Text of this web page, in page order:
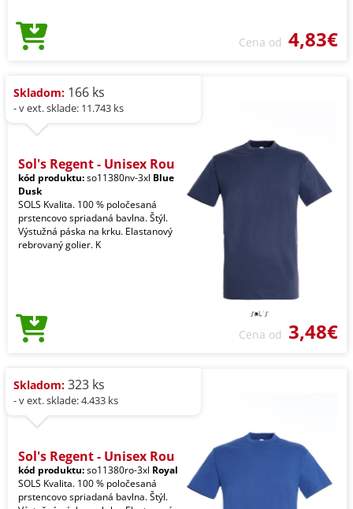
Cena od 4,83€
Skladom: 166 ks
- v ext. sklade: 11.743 ks
Sol's Regent - Unisex Rou
kód produktu:so11380nv-3xl Blue
Dusk
SOLS Kvalita. 100 % poločesaná
prstencovo spriadaná bavlna. Štýl.
Výstužná páska na krku. Elastanový
rebrovaný golier. K
Cena od 3,48€
Skladom: 323 ks
- v ext. sklade: 4.433 ks
Sol's Regent - Unisex Rou
kód produktu:so11380ro-3xl Royal
SOLS Kvalita. 100 % poločesaná
prstencovo spriadaná bavlna. Štýl.